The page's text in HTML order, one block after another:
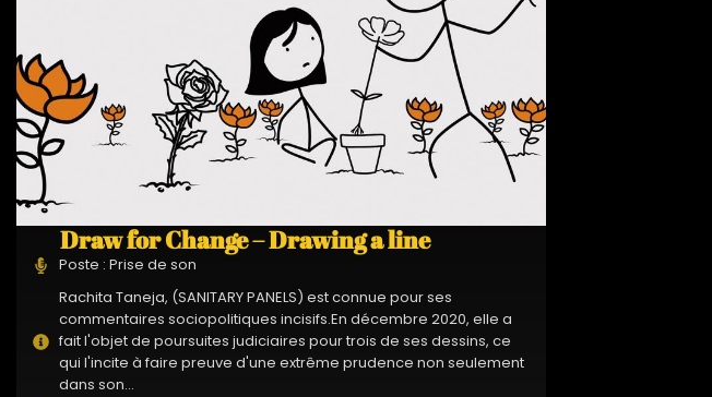
Draw for Change – Drawing a line
Poste : Prise de son
Rachita Taneja, (SANITARY PANELS) est connue pour ses
commentaires sociopolitiques incisifs.En décembre 2020, elle a
fait l'objet de poursuites judiciaires pour trois de ses dessins, ce
qui l'incite à faire preuve d'une extrême prudence non seulement
dans son...